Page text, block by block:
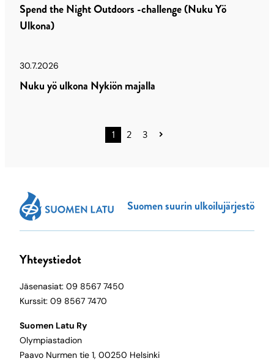
Spend the Night Outdoors -challenge (Nuku Yö
Ulkona)
30.7.2026
Nuku yö ulkona Nykiön majalla
1 2 3
Suomen suurin ulkoilujärjestö
Yhteystiedot
Jäsenasiat: 09 8567 7450
Kurssit: 09 8567 7470
Suomen Latu Ry
Olympiastadion
Paavo Nurmen tie 1, 00250 Helsinki